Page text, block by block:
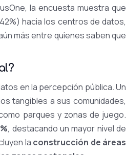
la encuesta muestra que
hacia los centros de datos,
más entre quienes saben que
en la percepción pública. Un
tangibles a sus comunidades,
parques y zonas de juego.
, destacando un mayor nivel de
la construcción de áreas